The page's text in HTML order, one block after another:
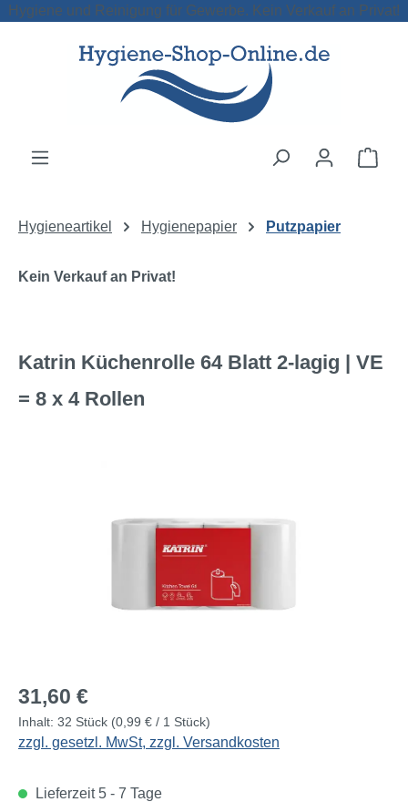
Zum Hauptinhalt springen
Hygiene und Reinigung für Gewerbe. Kein Verkauf an Privat!
Hygieneartikel Hygienepapier Putzpapier
Kein Verkauf an Privat!
Katrin Küchenrolle 64 Blatt 2-lagig | VE
= 8 x 4 Rollen
Regulärer Preis:
31,60 €
Inhalt: 32 Stück (0,99 € / 1 Stück)
zzgl. gesetzl. MwSt, zzgl. Versandkosten
Lieferzeit 5 - 7 Tage